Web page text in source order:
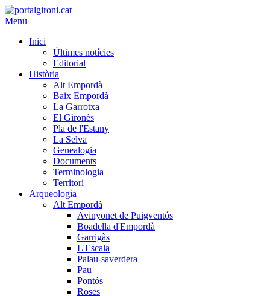
Menu
Inici
Últimes notícies
Editorial
Història
Alt Empordà
Baix Empordà
La Garrotxa
El Gironès
Pla de l'Estany
La Selva
Genealogia
Documents
Terminologia
Territori
Arqueologia
Alt Empordà
Avinyonet de Puigventós
Boadella d'Empordà
Garrigàs
L'Escala
Palau-saverdera
Pau
Pontós
Roses